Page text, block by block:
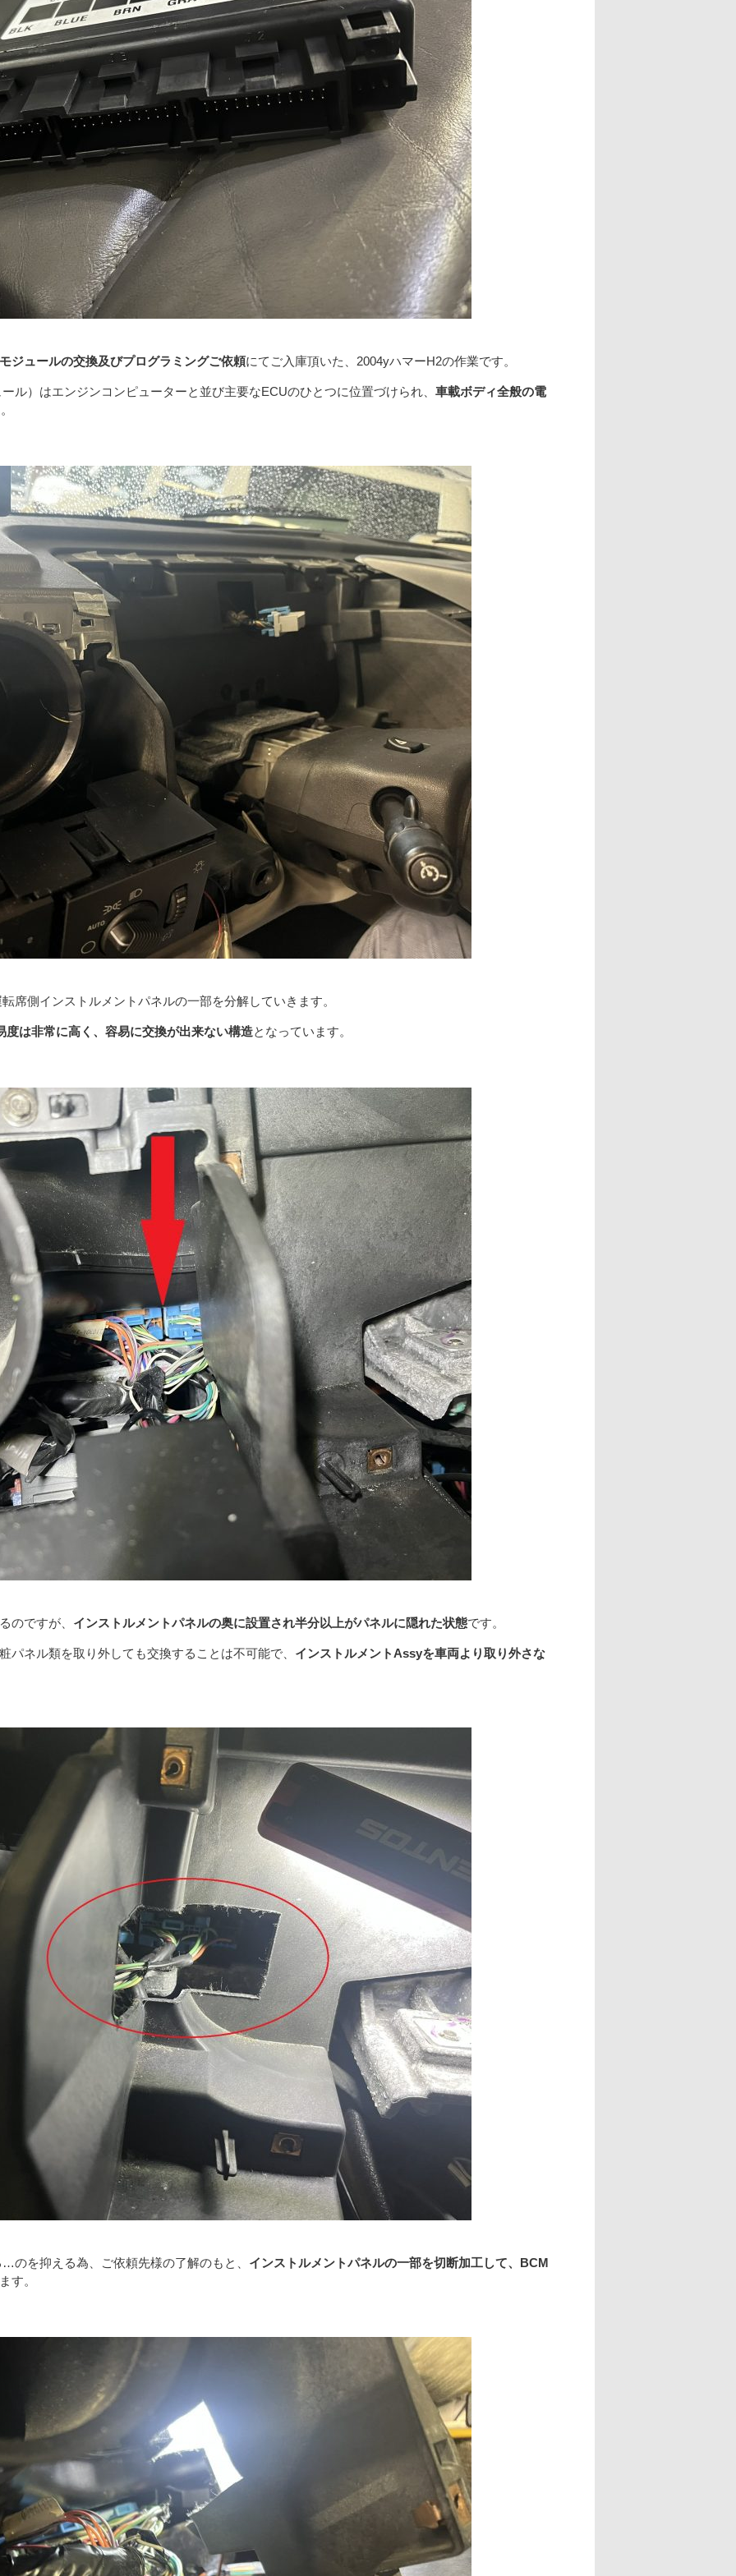
ジュールの交換及びプログラミングご依頼にてご入庫頂いた、2004yハマーH2の作業です。
ル）はエンジンコンピューターと並び主要なECUのひとつに位置づけられ、 車載ボディ全般の電
席側インストルメントパネルの一部を分解していきます。
は非常に高く、容易に交換が出来ない構造となっています。
のですが、 インストルメントパネルの奥に設置され半分以上がパネルに隠れた状態です。
パネル類を取り外しても交換することは不可能で、 インストルメントAssyを車両より取り外さな
のを抑える為、ご依頼先様の了解のもと、 インストルメントパネルの一部を切断加工して、BCM
す。